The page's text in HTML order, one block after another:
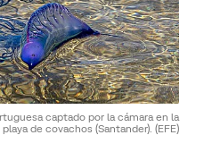
captado por la cámara en la
playa de covachos (Santander). (EFE)